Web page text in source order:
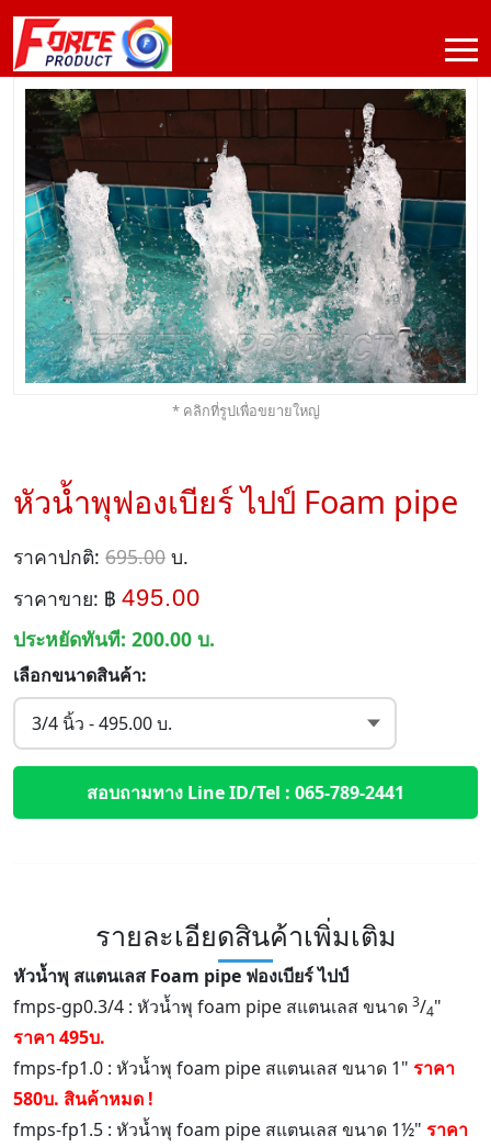
* คลิกที่รูปเพื่อขยายใหญ่
หัวน้ำพุฟองเบียร์ ไปป์ Foam pipe
ราคาปกติ: 695.00 บ.
ราคาขาย: ฿ 495.00
ประหยัดทันที: 200.00 บ.
เลือกขนาดสินค้า:
สอบถามทาง Line ID/Tel : 065-789-2441
รายละเอียดสินค้าเพิ่มเติม
หัวน้ำพุ สแตนเลส Foam pipe ฟองเบียร์ ไปป์
fmps-gp0.3/4 : หัวน้ำพุ foam pipe สแตนเลส ขนาด 3/4"
ราคา 495บ.
fmps-fp1.0 : หัวน้ำพุ foam pipe สแตนเลส ขนาด 1" ราคา
580บ. สินค้าหมด !
fmps-fp1.5 : หัวน้ำพุ foam pipe สแตนเลส ขนาด 1½" ราคา